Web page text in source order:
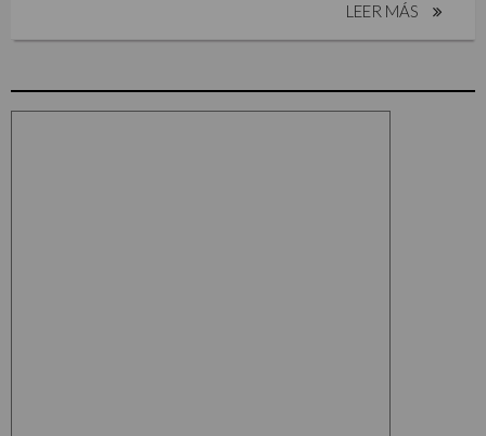
LEER MÁS